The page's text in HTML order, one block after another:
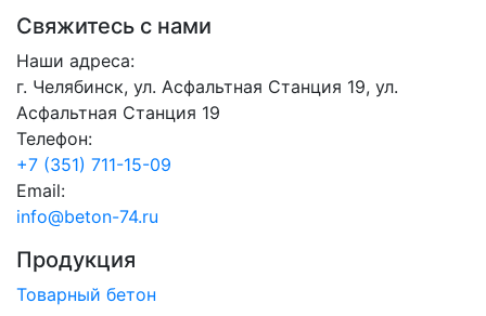
Свяжитесь с нами
Наши адреса:
г. Челябинск, ул. Асфальтная Станция 19, ул.
Асфальтная Станция 19
Телефон:
+7 (351) 711-15-09
Email:
info@beton-74.ru
Продукция
Товарный бетон